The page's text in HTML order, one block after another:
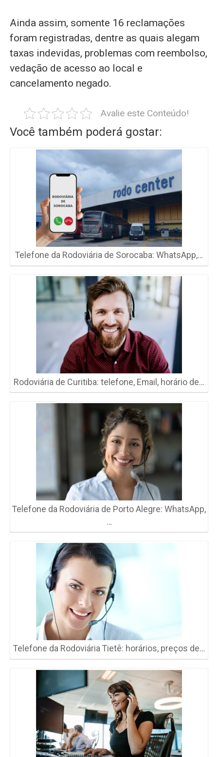
Ainda assim, somente 16 reclamações
foram registradas, dentre as quais alegam
taxas indevidas, problemas com reembolso,
vedação de acesso ao local e
cancelamento negado.
Avalie este Conteúdo!
Você também poderá gostar:
Telefone da Rodoviária de Sorocaba: WhatsApp,…
Rodoviária de Curitiba: telefone, Email, horário de…
Telefone da Rodoviária de Porto Alegre: WhatsApp,
…
Telefone da Rodoviária Tietê: horários, preços de…